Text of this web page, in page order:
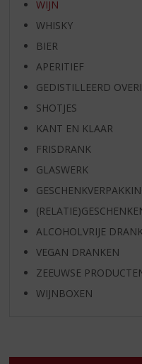
WIJN
WHISKY
BIER
APERITIEF
GEDISTILLEERD
SHOTJES
KANT EN KLAAR
FRISDRANK
GLASWERK
ALCOHOLVRIJE
VEGAN DRANKEN
ZEEUWSE
WIJNBOXEN